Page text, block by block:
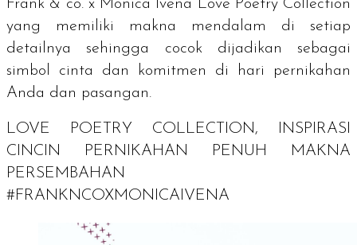
Frank & co. x Monica Ivena Love Poetry Collection
yang memiliki makna mendalam di setiap
detailnya sehingga cocok dijadikan sebagai
simbol cinta dan komitmen di hari pernikahan
Anda dan pasangan.
LOVE POETRY COLLECTION, INSPIRASI
CINCIN PERNIKAHAN PENUH MAKNA
PERSEMBAHAN
#FRANKNCOXMONICAIVENA